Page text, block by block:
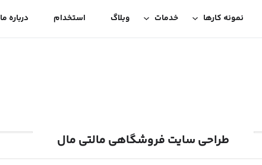
نمونه کارها خدمات وبلاگ استخدام درباره ما
طراحی سایت فروشگاهی مالتی مال